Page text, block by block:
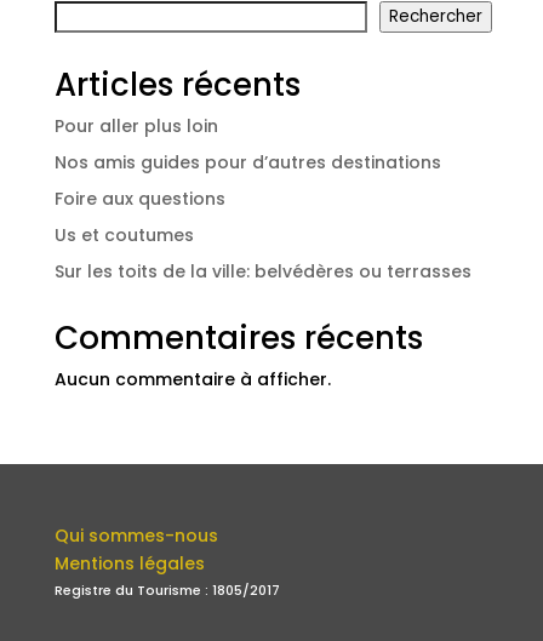
Rechercher
Articles récents
Pour aller plus loin
Nos amis guides pour d’autres destinations
Foire aux questions
Us et coutumes
Sur les toits de la ville: belvédères ou terrasses
Commentaires récents
Aucun commentaire à afficher.
Qui sommes-nous
Mentions légales
Registre du Tourisme : 1805/2017